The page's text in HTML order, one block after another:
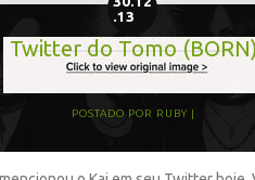
.13
Twitter do Tomo
POSTADO POR RUBY